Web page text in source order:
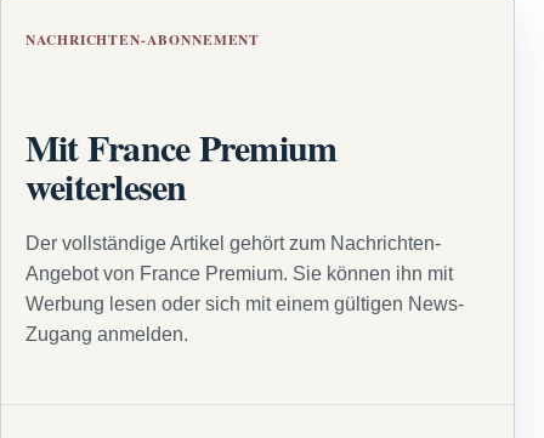
NACHRICHTEN-ABONNEMENT
Mit France Premium
weiterlesen
Der vollständige Artikel gehört zum Nachrichten-
Angebot von France Premium. Sie können ihn mit
Werbung lesen oder sich mit einem gültigen News-
Zugang anmelden.